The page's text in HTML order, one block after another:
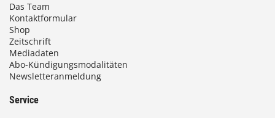
Das Team
Kontaktformular
Shop
Zeitschrift
Mediadaten
Abo-Kündigungsmodalitäten
Newsletteranmeldung
Service